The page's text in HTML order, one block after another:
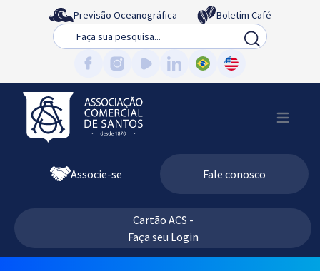
Previsão Oceanográfica
Boletim Café
Busca
Associe-se Fale conosco
Cartão ACS -
Faça seu Login